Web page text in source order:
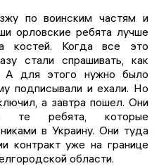
по воинским частям и
орловские ребята лучше
костей. Когда все это
стали спрашивать, как
А для этого нужно было
подписывали и ехали. Но
а завтра пошел. Они
те ребята, которые
в Украину. Они туда
контракт уже на границе
области.